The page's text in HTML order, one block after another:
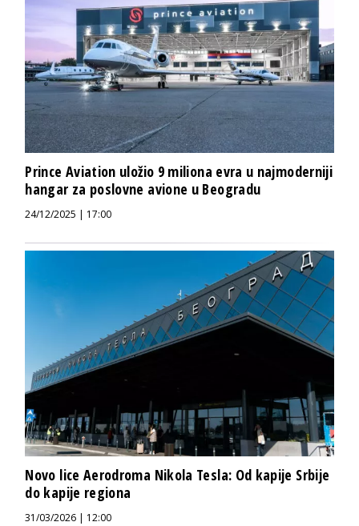
Prince Aviation uložio 9 miliona evra u najmoderniji
hangar za poslovne avione u Beogradu
24/12/2025 | 17:00
Novo lice Aerodroma Nikola Tesla: Od kapije Srbije
do kapije regiona
31/03/2026 | 12:00